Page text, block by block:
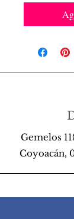
Gemelos
Coyoacán,